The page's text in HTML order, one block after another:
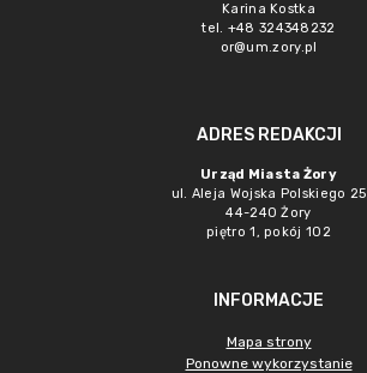
Karina Kostka
tel. +48 324348232
or@um.zory.pl
ADRES REDAKCJI
Urząd Miasta Żory
ul. Aleja Wojska Polskiego 25
44-240 Żory
piętro 1, pokój 102
INFORMACJE
Mapa strony
Ponowne wykorzystanie